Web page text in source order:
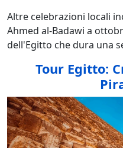
Altre celebrazioni locali
Ahmed al-Badawi a
dell'Egitto che dura una
Tour Egitto: